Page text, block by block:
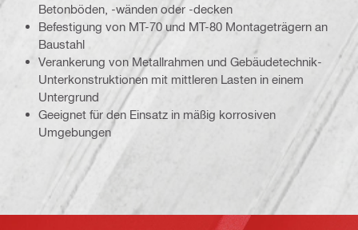
Betonböden, -wänden oder -decken
Befestigung von MT-70 und MT-80 Montageträgern an
Baustahl
Verankerung von Metallrahmen und Gebäudetechnik-
Unterkonstruktionen mit mittleren Lasten in einem
Untergrund
Geeignet für den Einsatz in mäßig korrosiven
Umgebungen